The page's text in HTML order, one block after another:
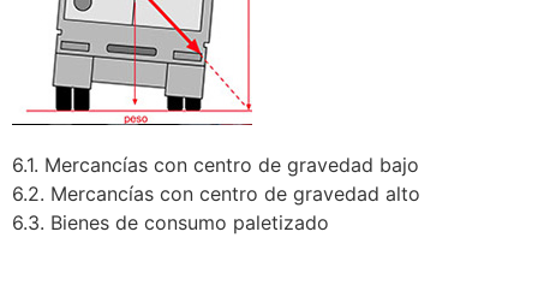
6.1. Mercancías con centro de gravedad bajo
6.2. Mercancías con centro de gravedad alto
6.3. Bienes de consumo paletizado